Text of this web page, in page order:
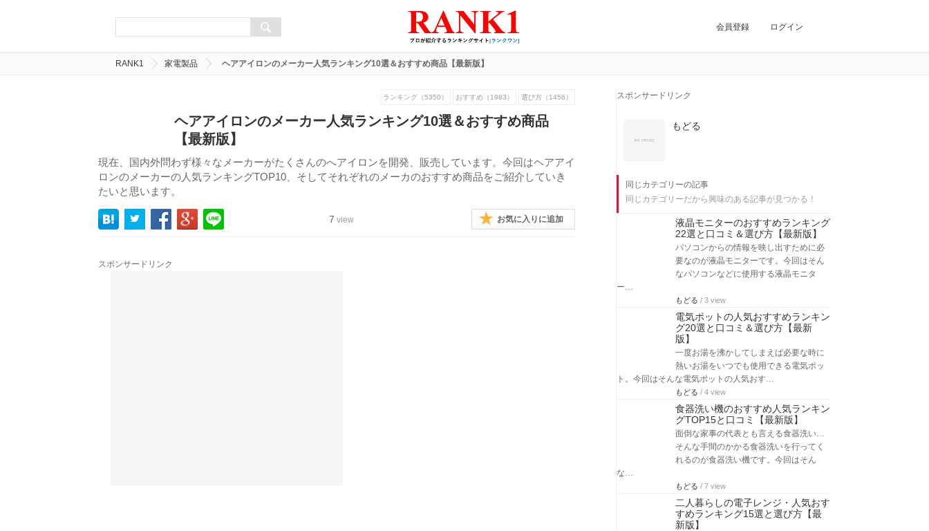
会員登録 ログイン
RANK1 家電製品 ヘアアイロンのメーカー人気ランキング10選＆おすすめ商品【最新版】
ランキング（5350） おすすめ（1983） 選び方（1456）
ヘアアイロンのメーカー人気ランキング10選＆おすすめ商品
【最新版】
現在、国内外問わず様々なメーカーがたくさんのへアイロンを開発、販売しています。今回はヘアアイ
ロンのメーカーの人気ランキングTOP10、そしてそれぞれのメーカのおすすめ商品をご紹介していき
たいと思います。
7 view お気に入りに追加
スポンサードリンク
スポンサードリンク
もどる
同じカテゴリーの記事
同じカテゴリーだから興味のある記事が見つかる！
液晶モニターのおすすめランキング
22選と口コミ＆選び方【最新版】
パソコンからの情報を映し出すために必
要なのが液晶モニターです。今回はそん
なパソコンなどに使用する液晶モニタ
ー…
もどる / 3 view
電気ポットの人気おすすめランキン
グ20選と口コミ＆選び方【最新
版】
一度お湯を沸かしてしまえば必要な時に
熱いお湯をいつでも使用できる電気ポッ
ト。今回はそんな電気ポットの人気おす…
もどる / 4 view
食器洗い機のおすすめ人気ランキン
グTOP15と口コミ【最新版】
面倒な家事の代表とも言える食器洗い…
そんな手間のかかる食器洗いを行ってく
れるのが食器洗い機です。今回はそん
な…
もどる / 7 view
二人暮らしの電子レンジ・人気おす
すめランキング15選と選び方【最
新版】